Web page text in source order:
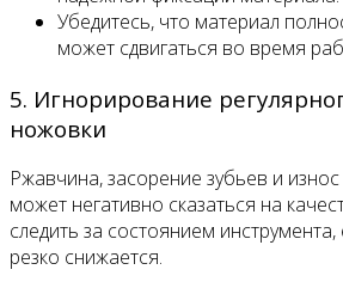
Убедитесь, что материал
может сдвигаться во время
5. Игнорирование
ножовки
Ржавчина, засорение зубьев и
может негативно сказаться на
следить за состоянием
резко снижается.